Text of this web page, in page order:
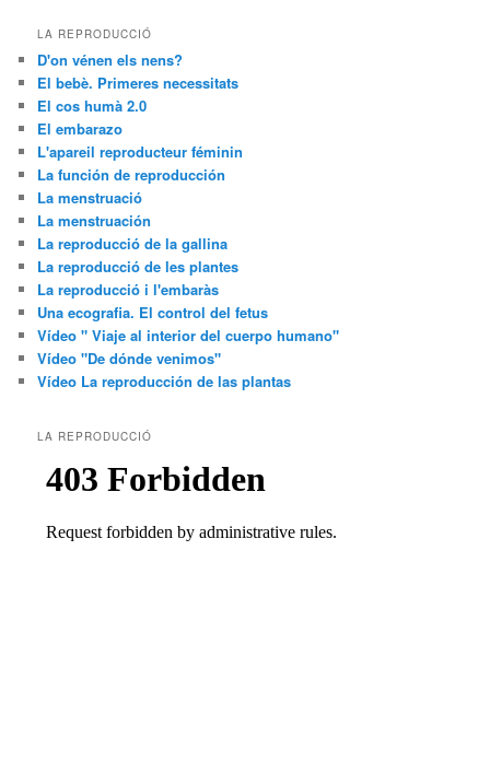
LA REPRODUCCIÓ
D'on vénen els nens?
El bebè. Primeres necessitats
El cos humà 2.0
El embarazo
L'apareil reproducteur féminin
La función de reproducción
La menstruació
La menstruación
La reproducció de la gallina
La reproducció de les plantes
La reproducció i l'embaràs
Una ecografia. El control del fetus
Vídeo " Viaje al interior del cuerpo humano"
Vídeo "De dónde venimos"
Vídeo La reproducción de las plantas
LA REPRODUCCIÓ